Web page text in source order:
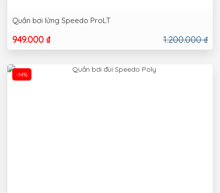
Quần bơi lửng Speedo ProLT
949.000 ₫ 1.200.000 ₫
-14%